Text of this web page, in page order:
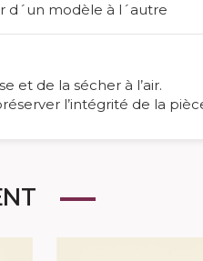
d´un modèle à l´autre
et de la sécher à l’air.
l’intégrité de la